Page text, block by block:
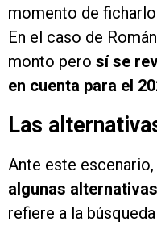
momento de
En el caso de
monto pero sí se
en cuenta para el
Las
Ante este escenario,
algunas alternativas
refiere a la